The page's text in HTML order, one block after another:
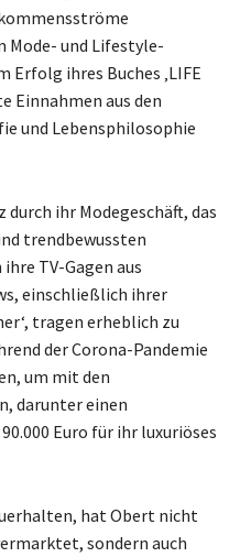
Mode- und Lifestyle-
Erfolg ihres Buches ‚LIFE
Einnahmen aus den
und Lebensphilosophie
ihr Modegeschäft, das
trendbewussten
TV-Gagen aus
einschließlich ihrer
tragen erheblich zu
der Corona-Pandemie
um mit den
darunter einen
Euro für ihr luxuriöses
hat Obert nicht
sondern auch